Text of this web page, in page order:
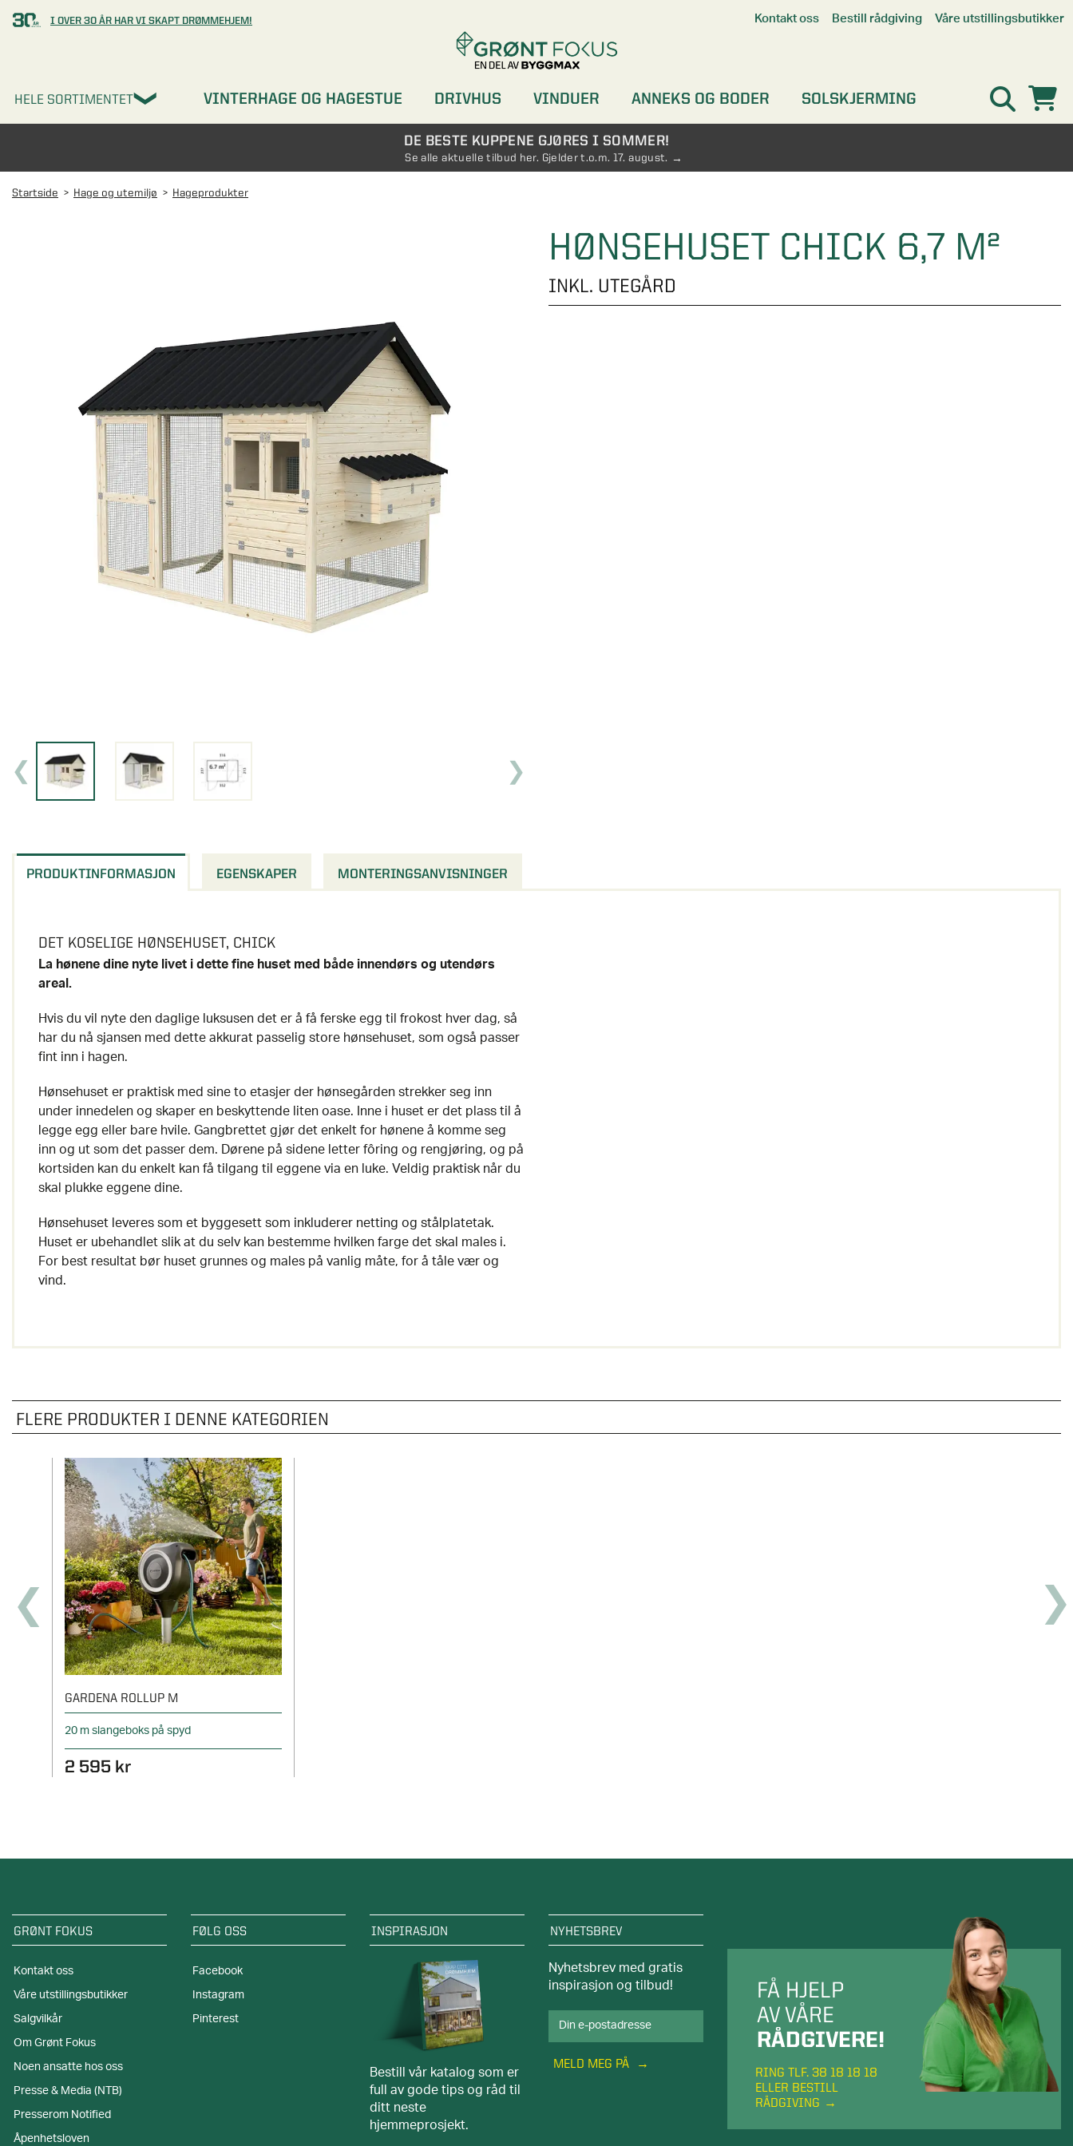
I OVER 30 ÅR HAR VI SKAPT DRØMMEHJEM! Kontakt oss Bestill rådgiving Våre utstillingsbutikker
Kristiansand
HELE SORTIMENTET VINTERHAGE OG HAGESTUE DRIVHUS VINDUER ANNEKS OG BODER
SOLSKJERMING
DØRER
GARDEROBER
DE BESTE KUPPENE GJØRES I SOMMER!
Se alle aktuelle tilbud her. Gjelder t.o.m. 17. august.
Startside Hage og utemiljø Hageprodukter
HØNSEHUSET CHICK 6,7 M²
INKL. UTEGÅRD
PRODUKTINFORMASJON EGENSKAPER MONTERINGSANVISNINGER
DET KOSELIGE HØNSEHUSET, CHICK
La hønene dine nyte livet i dette fine huset med både innendørs og utendørs
areal.
Hvis du vil nyte den daglige luksusen det er å få ferske egg til frokost hver dag, så
har du nå sjansen med dette akkurat passelig store hønsehuset, som også passer
fint inn i hagen.
Hønsehuset er praktisk med sine to etasjer der hønsegården strekker seg inn
under innedelen og skaper en beskyttende liten oase. Inne i huset er det plass til å
legge egg eller bare hvile. Gangbrettet gjør det enkelt for hønene å komme seg
inn og ut som det passer dem. Dørene på sidene letter fôring og rengjøring, og på
kortsiden kan du enkelt kan få tilgang til eggene via en luke. Veldig praktisk når du
skal plukke eggene dine.
Hønsehuset leveres som et byggesett som inkluderer netting og stålplatetak.
Huset er ubehandlet slik at du selv kan bestemme hvilken farge det skal males i.
For best resultat bør huset grunnes og males på vanlig måte, for å tåle vær og
vind.
FLERE PRODUKTER I DENNE KATEGORIEN
GARDENA ROLLUP M
20 m slangeboks på spyd
2 595 kr
GRØNT FOKUS
Kontakt oss
Våre utstillingsbutikker
Salgvilkår
Om Grønt Fokus
Noen ansatte hos oss
Presse & Media (NTB)
Presserom Notified
Åpenhetsloven
FØLG OSS
Facebook
Instagram
Pinterest
INSPIRASJON
Bestill vår katalog som er
full av gode tips og råd til
ditt neste
hjemmeprosjekt.
NYHETSBREV
Nyhetsbrev med gratis
inspirasjon og tilbud!
MELD MEG PÅ
FÅ HJELP
AV VÅRE
RÅDGIVERE!
RING TLF. 38 18 18 18
ELLER BESTILL
RÅDGIVING